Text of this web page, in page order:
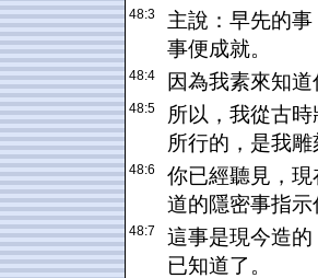
48:3
主說：早先的
事便成就。
48:4 因為我素來知
48:5
所以，我從古
所行的，是我
48:6
你已經聽見，
道的隱密事指示
48:7
這事是現今造
已知道了。